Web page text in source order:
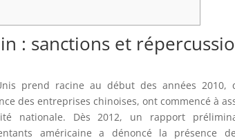
: sanctions et
prend racine au début des années 2010,
des entreprises chinoises, ont commencé à
nationale. Dès 2012, un rapport
américaine a dénoncé la présence